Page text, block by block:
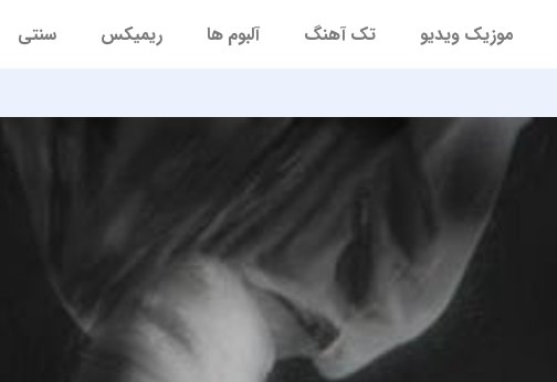
موزیک ویدیو تک آهنگ آلبوم ها ریمیکس سنتی